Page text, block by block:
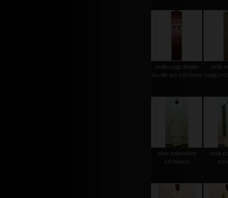
stola sogg.doppio
tau filo oro col.rosso
stola
stola polyestere
col.bianco
stola